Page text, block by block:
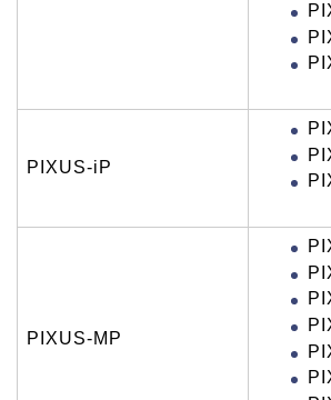
PIXUS-iP
PIXUS-MP